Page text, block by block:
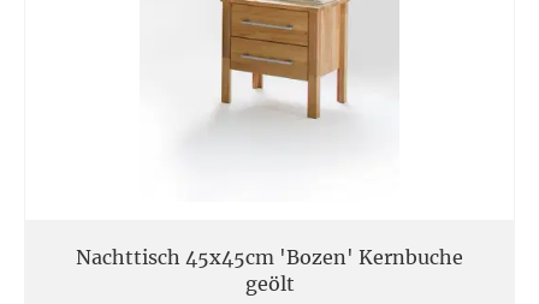
Nachttisch 45x45cm 'Bozen' Kernbuche
geölt